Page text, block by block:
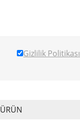
Gizlilik Politikası